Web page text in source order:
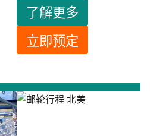
了解更多
立即预定